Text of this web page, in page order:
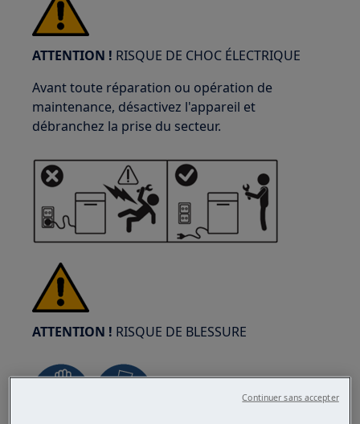
ATTENTION ! RISQUE DE CHOC ÉLECTRIQUE
Avant toute réparation ou opération de
maintenance, désactivez l'appareil et
débranchez la prise du secteur.
ATTENTION ! RISQUE DE BLESSURE
Continuer sans accepter